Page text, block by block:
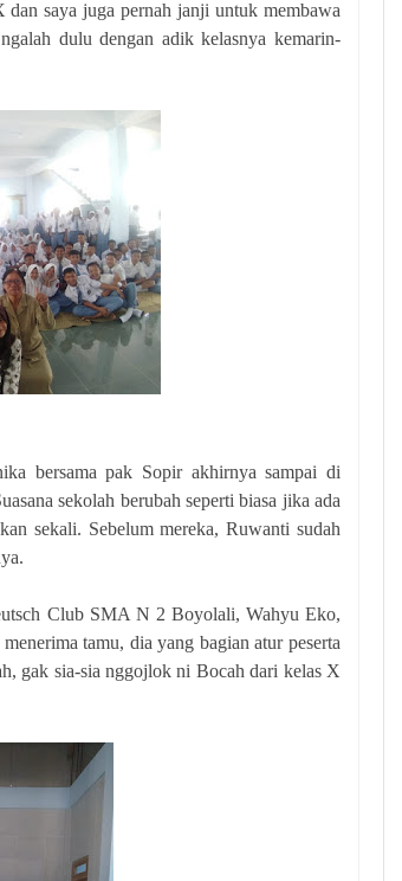
dan saya juga pernah janji untuk membawa
dulu dengan adik kelasnya kemarin-
bersama pak Sopir akhirnya sampai di
sekolah berubah seperti biasa jika ada
sekali. Sebelum mereka, Ruwanti sudah
Club SMA N 2 Boyolali, Wahyu Eko,
tamu, dia yang bagian atur peserta
gak sia-sia nggojlok ni Bocah dari kelas X